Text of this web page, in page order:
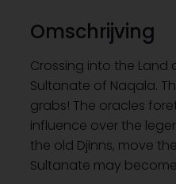
Omschrijving
Crossing into the Land
Sultanate of Naqala.
grabs! The oracles
influence over the
the old Djinns, move
Sultanate may